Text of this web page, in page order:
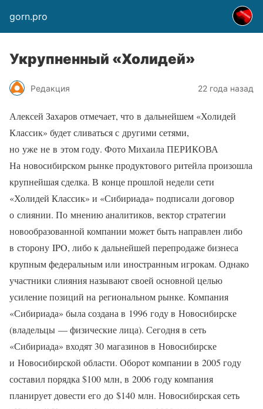
gorn.pro
Укрупненный «Холидей»
Редакция 22 года назад
Алексей Захаров отмечает, что в дальнейшем «Холидей
Классик» будет сливаться с другими сетями,
но уже не в этом году. Фото Михаила ПЕРИКОВА
На новосибирском рынке продуктового ритейла произошла
крупнейшая сделка. В конце прошлой недели сети
«Холидей Классик» и «Сибириада» подписали договор
о слиянии. По мнению аналитиков, вектор стратегии
новообразованной компании может быть направлен либо
в сторону IPO, либо к дальнейшей перепродаже бизнеса
крупным федеральным или иностранным игрокам. Однако
участники слияния называют своей основной целью
усиление позиций на региональном рынке. Компания
«Сибириада» была создана в 1996 году в Новосибирске
(владельцы — физические лица). Сегодня в сеть
«Сибириада» входят 30 магазинов в Новосибирске
и Новосибирской области. Оборот компании в 2005 году
составил порядка $100 млн, в 2006 году компания
планирует довести его до $140 млн. Новосибирская сеть